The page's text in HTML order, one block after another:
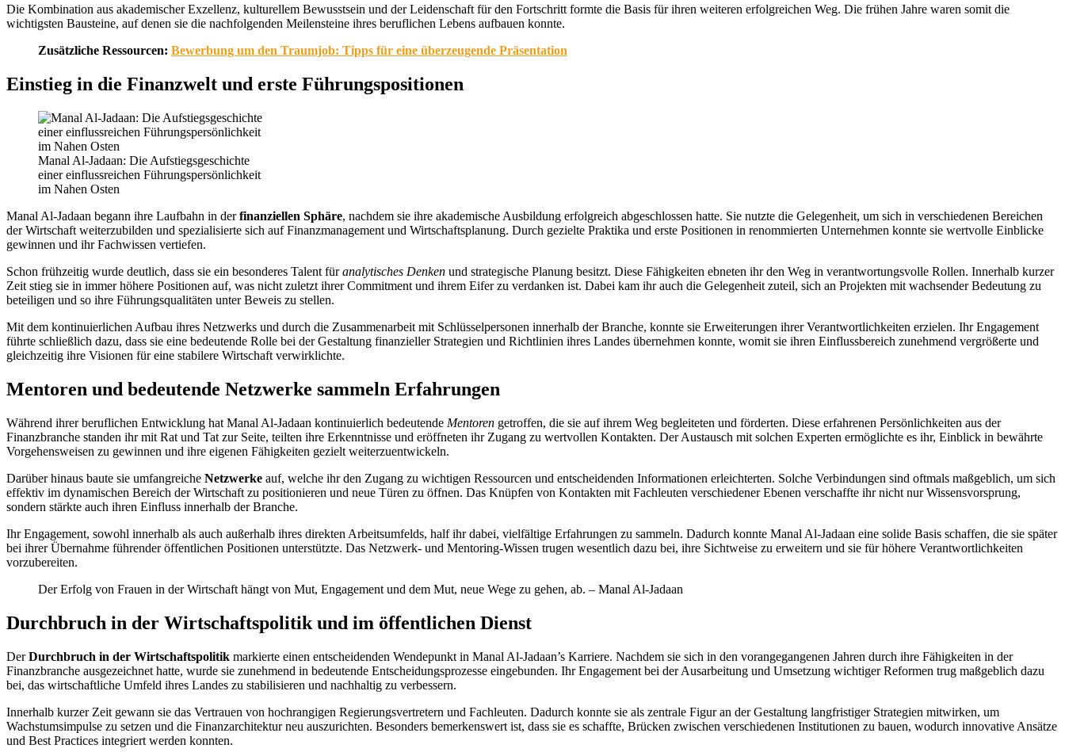
Die Kombination aus akademischer Exzellenz, kulturellem Bewusstsein und der Leidenschaft für den Fortschritt formte die Basis für ihren weiteren erfolgreichen Weg. Die frühen Jahre waren somit die
wichtigsten Bausteine, auf denen sie die nachfolgenden Meilensteine ihres beruflichen Lebens aufbauen konnte.
Zusätzliche Ressourcen: Bewerbung um den Traumjob: Tipps für eine überzeugende Präsentation
Einstieg in die Finanzwelt und erste Führungspositionen
Manal Al-Jadaan: Die Aufstiegsgeschichte
einer einflussreichen Führungspersönlichkeit
im Nahen Osten
Manal Al-Jadaan begann ihre Laufbahn in derfinanziellen Sphäre, nachdem sie ihre akademische Ausbildung erfolgreich abgeschlossen hatte. Sie nutzte die Gelegenheit, um sich in verschiedenen Bereichen
der Wirtschaft weiterzubilden und spezialisierte sich auf Finanzmanagement und Wirtschaftsplanung. Durch gezielte Praktika und erste Positionen in renommierten Unternehmen konnte sie wertvolle Einblicke
gewinnen und ihr Fachwissen vertiefen.
Schon frühzeitig wurde deutlich, dass sie ein besonderes Talent füranalytisches Denken und strategische Planung besitzt. Diese Fähigkeiten ebneten ihr den Weg in verantwortungsvolle Rollen. Innerhalb kurzer
Zeit stieg sie in immer höhere Positionen auf, was nicht zuletzt ihrer Commitment und ihrem Eifer zu verdanken ist. Dabei kam ihr auch die Gelegenheit zuteil, sich an Projekten mit wachsender Bedeutung zu
beteiligen und so ihre Führungsqualitäten unter Beweis zu stellen.
Mit dem kontinuierlichen Aufbau ihres Netzwerks und durch die Zusammenarbeit mit Schlüsselpersonen innerhalb der Branche, konnte sie Erweiterungen ihrer Verantwortlichkeiten erzielen. Ihr Engagement
führte schließlich dazu, dass sie eine bedeutende Rolle bei der Gestaltung finanzieller Strategien und Richtlinien ihres Landes übernehmen konnte, womit sie ihren Einflussbereich zunehmend vergrößerte und
gleichzeitig ihre Visionen für eine stabilere Wirtschaft verwirklichte.
Mentoren und bedeutende Netzwerke sammeln Erfahrungen
Während ihrer beruflichen Entwicklung hat Manal Al-Jadaan kontinuierlich bedeutende Mentoren getroffen, die sie auf ihrem Weg begleiteten und förderten. Diese erfahrenen Persönlichkeiten aus der
Finanzbranche standen ihr mit Rat und Tat zur Seite, teilten ihre Erkenntnisse und eröffneten ihr Zugang zu wertvollen Kontakten. Der Austausch mit solchen Experten ermöglichte es ihr, Einblick in bewährte
Vorgehensweisen zu gewinnen und ihre eigenen Fähigkeiten gezielt weiterzuentwickeln.
Darüber hinaus baute sie umfangreiche Netzwerke auf, welche ihr den Zugang zu wichtigen Ressourcen und entscheidenden Informationen erleichterten. Solche Verbindungen sind oftmals maßgeblich, um sich
effektiv im dynamischen Bereich der Wirtschaft zu positionieren und neue Türen zu öffnen. Das Knüpfen von Kontakten mit Fachleuten verschiedener Ebenen verschaffte ihr nicht nur Wissensvorsprung,
sondern stärkte auch ihren Einfluss innerhalb der Branche.
Ihr Engagement, sowohl innerhalb als auch außerhalb ihres direkten Arbeitsumfelds, half ihr dabei, vielfältige Erfahrungen zu sammeln. Dadurch konnte Manal Al-Jadaan eine solide Basis schaffen, die sie später
bei ihrer Übernahme führender öffentlichen Positionen unterstützte. Das Netzwerk- und Mentoring-Wissen trugen wesentlich dazu bei, ihre Sichtweise zu erweitern und sie für höhere Verantwortlichkeiten
vorzubereiten.
Der Erfolg von Frauen in der Wirtschaft hängt von Mut, Engagement und dem Mut, neue Wege zu gehen, ab. – Manal Al-Jadaan
Durchbruch in der Wirtschaftspolitik und im öffentlichen Dienst
DerDurchbruch in der Wirtschaftspolitik markierte einen entscheidenden Wendepunkt in Manal Al-Jadaan’s Karriere. Nachdem sie sich in den vorangegangenen Jahren durch ihre Fähigkeiten in der
Finanzbranche ausgezeichnet hatte, wurde sie zunehmend in bedeutende Entscheidungsprozesse eingebunden. Ihr Engagement bei der Ausarbeitung und Umsetzung wichtiger Reformen trug maßgeblich dazu
bei, das wirtschaftliche Umfeld ihres Landes zu stabilisieren und nachhaltig zu verbessern.
Innerhalb kurzer Zeit gewann sie das Vertrauen von hochrangigen Regierungsvertretern und Fachleuten. Dadurch konnte sie als zentrale Figur an der Gestaltung langfristiger Strategien mitwirken, um
Wachstumsimpulse zu setzen und die Finanzarchitektur neu auszurichten. Besonders bemerkenswert ist, dass sie es schaffte, Brücken zwischen verschiedenen Institutionen zu bauen, wodurch innovative Ansätze
und Best Practices integriert werden konnten.